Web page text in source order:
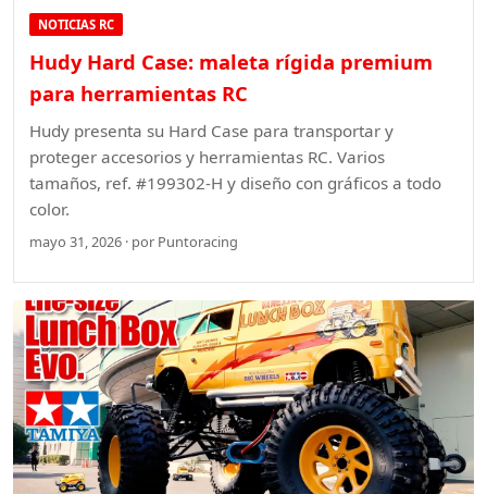
NOTICIAS RC
Hudy Hard Case: maleta rígida premium
para herramientas RC
Hudy presenta su Hard Case para transportar y
proteger accesorios y herramientas RC. Varios
tamaños, ref. #199302-H y diseño con gráficos a todo
color.
mayo 31, 2026 · por Puntoracing